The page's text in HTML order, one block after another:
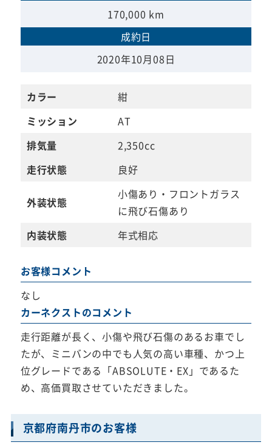
170,000 km
成約日
2020年10月08日
カラー
紺
ミッション
AT
排気量
2,350cc
走行状態
良好
外装状態
小傷あり・フロントガラス
に飛び石傷あり
内装状態
年式相応
お客様コメント
なし
カーネクストのコメント
走行距離が長く、小傷や飛び石傷のあるお車でし
たが、ミニバンの中でも人気の高い車種、かつ上
位グレードである「ABSOLUTE・EX」であるた
め、高価買取させていただきました。
京都府南丹市のお客様